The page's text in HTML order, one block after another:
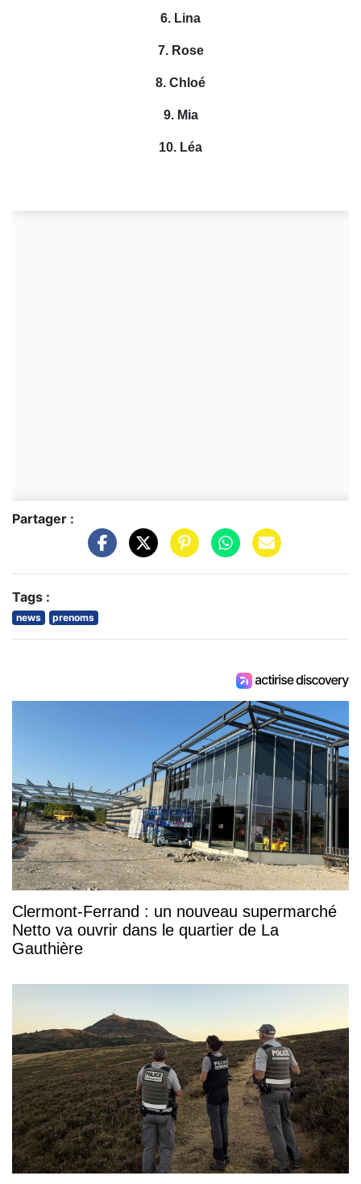
6. Lina
7. Rose
8. Chloé
9. Mia
10. Léa
Partager :
Tags :
news prenoms
Clermont-Ferrand : un nouveau supermarché
Netto va ouvrir dans le quartier de La
Gauthière